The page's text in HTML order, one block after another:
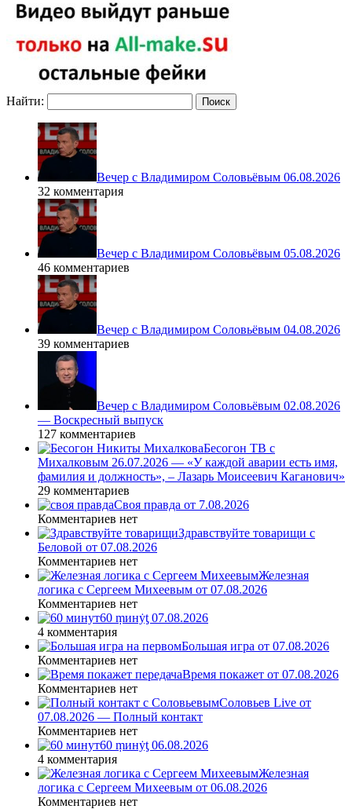
Найти:
Вечер с Владимиром Соловьёвым 06.08.2026
32 комментария
Вечер с Владимиром Соловьёвым 05.08.2026
46 комментариев
Вечер с Владимиром Соловьёвым 04.08.2026
39 комментариев
Вечер с Владимиром Соловьёвым 02.08.2026
— Воскресный выпуск
127 комментариев
Бесогон ТВ с
Михалковым 26.07.2026 — «У каждой аварии есть имя,
фамилия и должность», – Лазарь Моисеевич Каганович»
29 комментариев
Своя правда от 7.08.2026
Комментариев нет
Здравствуйте товарищи с
Беловой от 07.08.2026
Комментариев нет
Железная
логика с Сергеем Михеевым от 07.08.2026
Комментариев нет
60 ṃинẏƫ 07.08.2026
4 комментария
Большая игра от 07.08.2026
Комментариев нет
Время покажет от 07.08.2026
Комментариев нет
Соловьев Live от
07.08.2026 — Полный контакт
Комментариев нет
60 ṃинẏƫ 06.08.2026
4 комментария
Железная
логика с Сергеем Михеевым от 06.08.2026
Комментариев нет